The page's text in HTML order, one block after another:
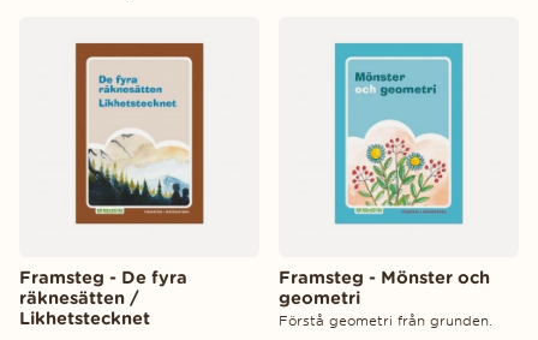
Framsteg - De fyra
räknesätten /
Likhetstecknet
Framsteg - Mönster och
geometri
Förstå geometri från grunden.